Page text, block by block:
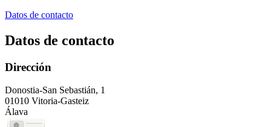
Datos de contacto
Datos de contacto
Dirección
Donostia-San Sebastián, 1
01010 Vitoria-Gasteiz
Álava